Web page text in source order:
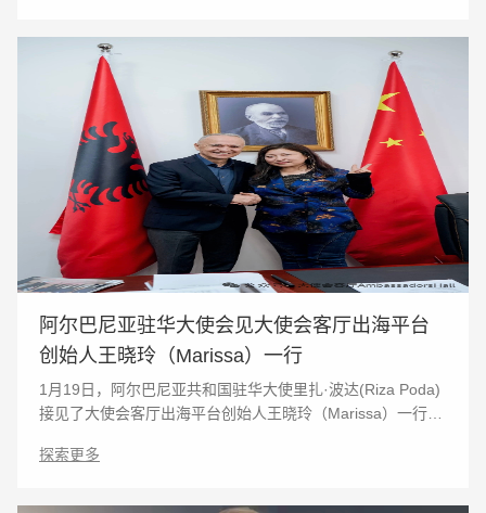
阿尔巴尼亚驻华大使会见大使会客厅出海平台
创始人王晓玲（Marissa）一行
1月19日，阿尔巴尼亚共和国驻华大使里扎·波达(Riza Poda)
接见了大使会客厅出海平台创始人王晓玲（Marissa）一行6
介绍了大使会客厅出海平台，并
探索更多